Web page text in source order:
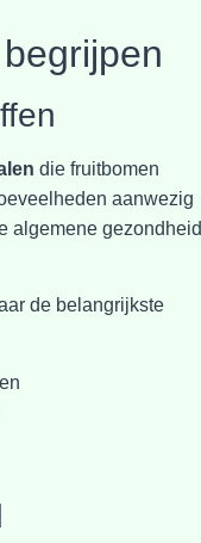
die fruitbomen
aanwezig
algemene gezondheid
de belangrijkste